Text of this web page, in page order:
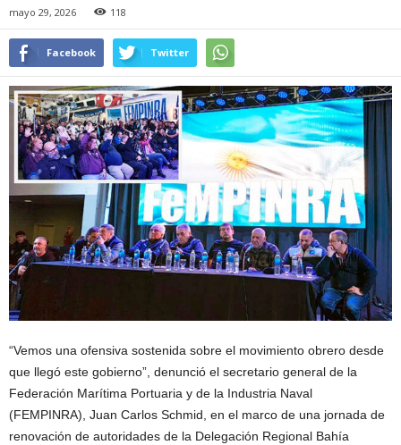
mayo 29, 2026 118
Facebook Twitter
“Vemos una ofensiva sostenida sobre el movimiento obrero desde
que llegó este gobierno”, denunció el secretario general de la
Federación Marítima Portuaria y de la Industria Naval
(FEMPINRA), Juan Carlos Schmid, en el marco de una jornada de
renovación de autoridades de la Delegación Regional Bahía